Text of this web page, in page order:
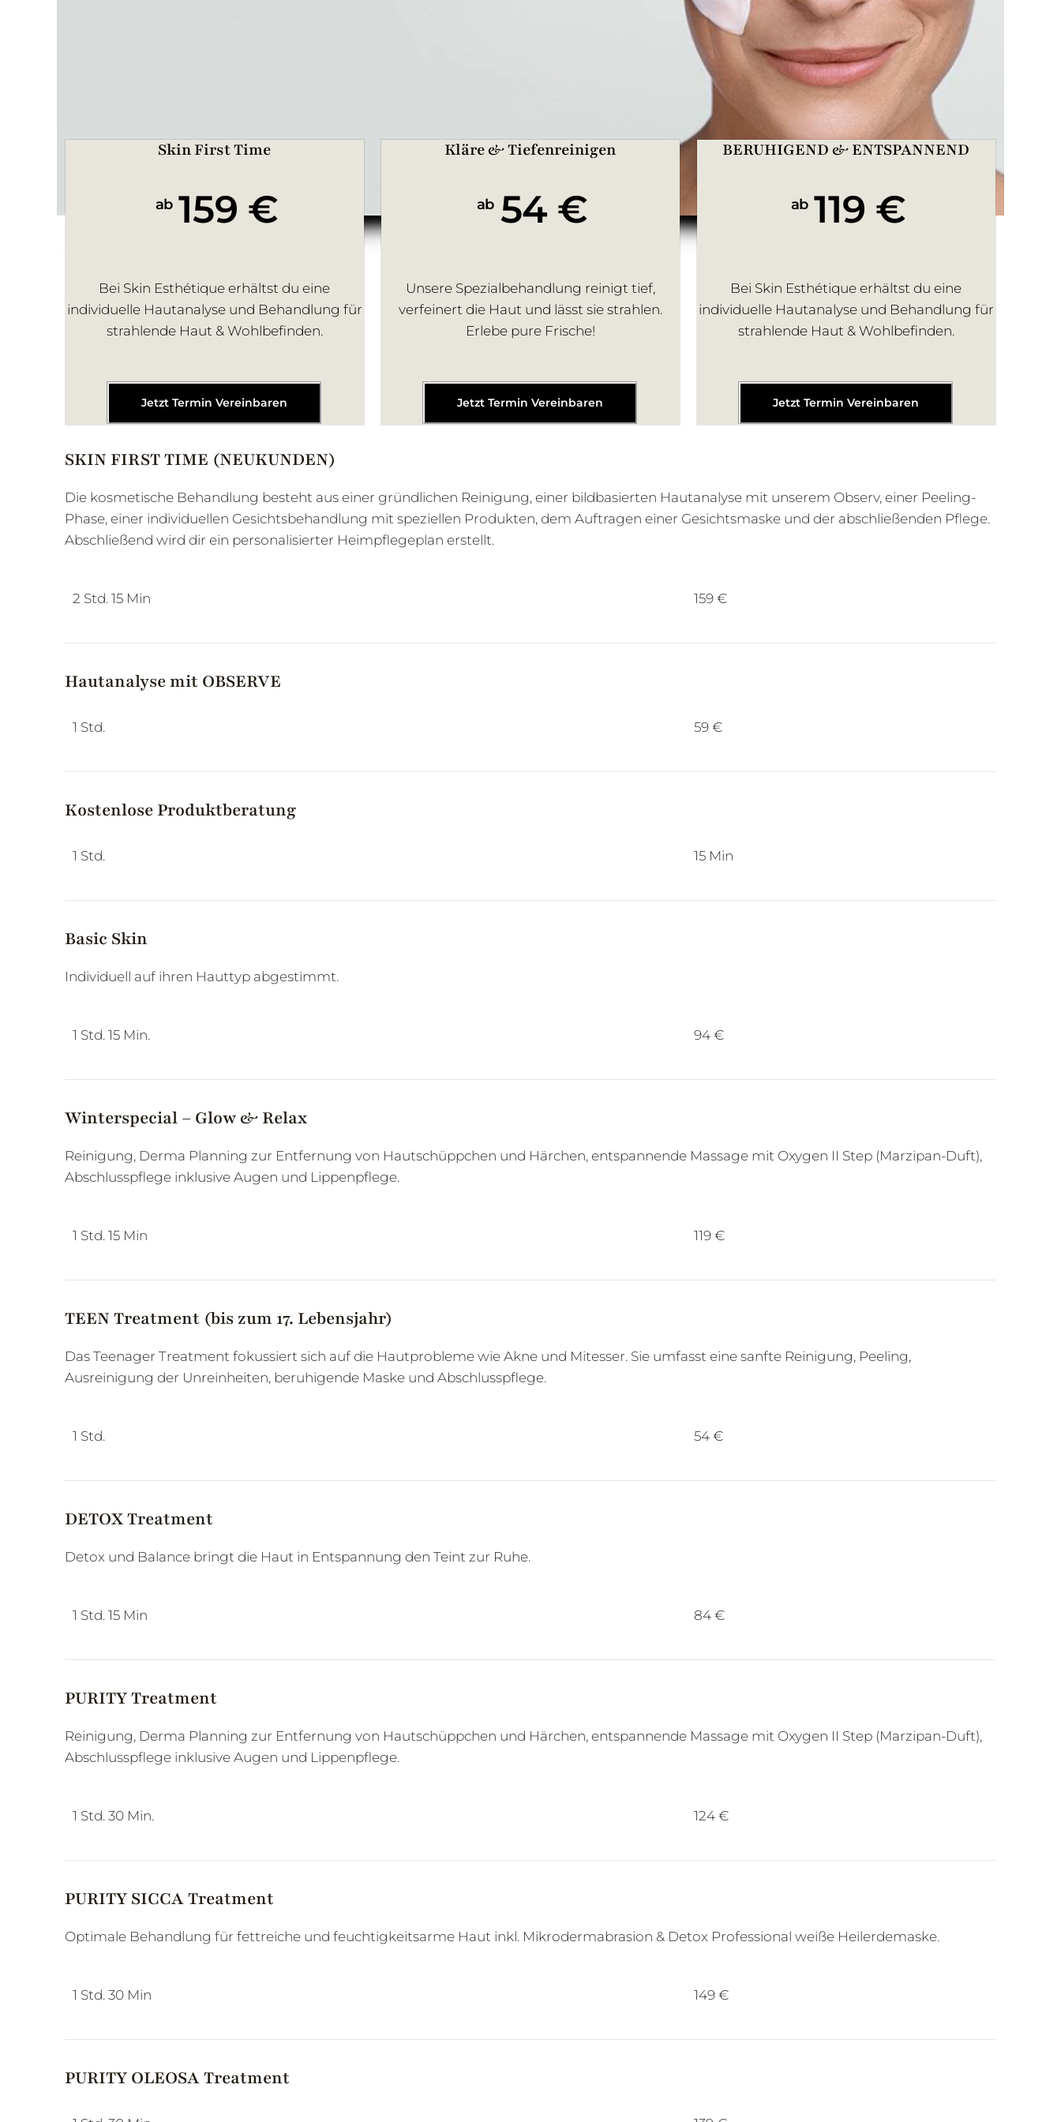
Skin First Time
ab 159 €
Bei Skin Esthétique erhältst du eine
individuelle Hautanalyse und Behandlung für
strahlende Haut & Wohlbefinden.
Jetzt Termin Vereinbaren
Kläre & Tiefenreinigen
ab 54 €
Unsere Spezialbehandlung reinigt tief,
verfeinert die Haut und lässt sie strahlen.
Erlebe pure Frische!
Jetzt Termin Vereinbaren
BERUHIGEND & ENTSPANNEND
ab 119 €
Bei Skin Esthétique erhältst du eine
individuelle Hautanalyse und Behandlung für
strahlende Haut & Wohlbefinden.
Jetzt Termin Vereinbaren
SKIN FIRST TIME (NEUKUNDEN)
Die kosmetische Behandlung besteht aus einer gründlichen Reinigung, einer bildbasierten Hautanalyse mit unserem Observ, einer Peeling-
Phase, einer individuellen Gesichtsbehandlung mit speziellen Produkten, dem Auftragen einer Gesichtsmaske und der abschließenden Pflege.
Abschließend wird dir ein personalisierter Heimpflegeplan erstellt.
2 Std. 15 Min 159 €
Hautanalyse mit OBSERVE
1 Std. 59 €
Kostenlose Produktberatung
1 Std. 15 Min
Basic Skin
Individuell auf ihren Hauttyp abgestimmt.
1 Std. 15 Min. 94 €
Winterspecial – Glow & Relax
Reinigung, Derma Planning zur Entfernung von Hautschüppchen und Härchen, entspannende Massage mit Oxygen II Step (Marzipan-Duft),
Abschlusspflege inklusive Augen und Lippenpflege.
1 Std. 15 Min 119 €
TEEN Treatment (bis zum 17. Lebensjahr)
Das Teenager Treatment fokussiert sich auf die Hautprobleme wie Akne und Mitesser. Sie umfasst eine sanfte Reinigung, Peeling,
Ausreinigung der Unreinheiten, beruhigende Maske und Abschlusspflege.
1 Std. 54 €
DETOX Treatment
Detox und Balance bringt die Haut in Entspannung den Teint zur Ruhe.
1 Std. 15 Min 84 €
PURITY Treatment
Reinigung, Derma Planning zur Entfernung von Hautschüppchen und Härchen, entspannende Massage mit Oxygen II Step (Marzipan-Duft),
Abschlusspflege inklusive Augen und Lippenpflege.
1 Std. 30 Min. 124 €
PURITY SICCA Treatment
Optimale Behandlung für fettreiche und feuchtigkeitsarme Haut inkl. Mikrodermabrasion & Detox Professional weiße Heilerdemaske.
1 Std. 30 Min 149 €
PURITY OLEOSA Treatment